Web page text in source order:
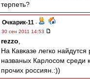
терпеть?
Очкарик-11 -
30 сен 2011 14:53
rezzo
На Кавказе легко найдутся
названых Карлосом среди
прочих россиян.:))